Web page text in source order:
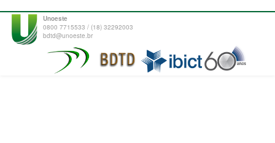
Unoeste
0800 7715533 / (18) 32292003
bdtd@unoeste.br